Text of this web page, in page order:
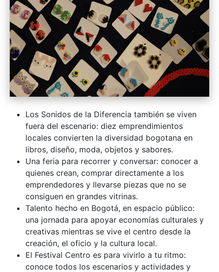
Los Sonidos de la Diferencia también se viven
fuera del escenario: diez emprendimientos
locales convierten la diversidad bogotana en
libros, diseño, moda, objetos y sabores.
Una feria para recorrer y conversar: conocer a
quienes crean, comprar directamente a los
emprendedores y llevarse piezas que no se
consiguen en grandes vitrinas.
Talento hecho en Bogotá, en espacio público:
una jornada para apoyar economías culturales y
creativas mientras se vive el centro desde la
creación, el oficio y la cultura local.
El Festival Centro es para vivirlo a tu ritmo:
conoce todos los escenarios y actividades y